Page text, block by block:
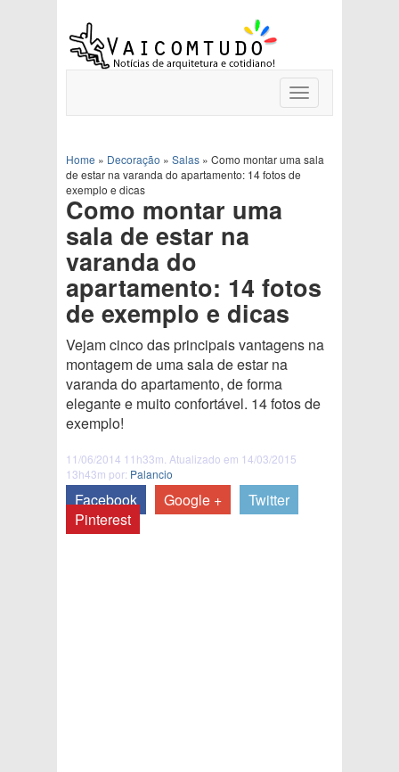
Toggle
navigation
Home » Decoração » Salas » Como montar uma sala
de estar na varanda do apartamento: 14 fotos de
exemplo e dicas
Como montar uma
sala de estar na
varanda do
apartamento: 14 fotos
de exemplo e dicas
Vejam cinco das principais vantagens na
montagem de uma sala de estar na
varanda do apartamento, de forma
elegante e muito confortável. 14 fotos de
exemplo!
11/06/2014 11h33m. Atualizado em 14/03/2015
13h43m por: Palancio
Facebook Google +
Twitter
Pinterest